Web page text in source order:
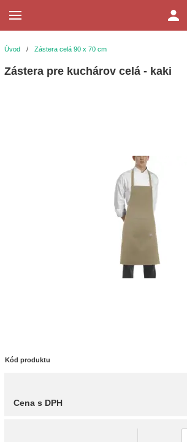
Úvod / Zástera celá 90 x 70 cm
Zástera pre kuchárov celá - kaki
Kód produktu
Cena s DPH